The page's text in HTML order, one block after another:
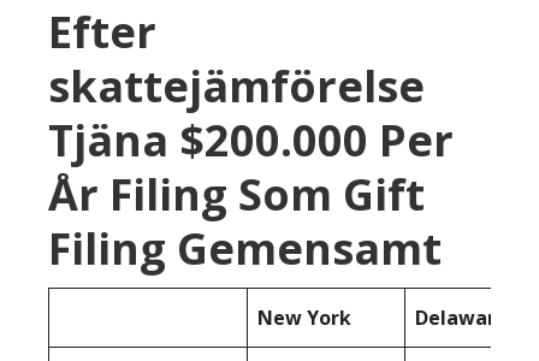
Efter
skattejämförelse
Tjäna $200.000 Per
År Filing Som Gift
Filing Gemensamt
New York Delaware